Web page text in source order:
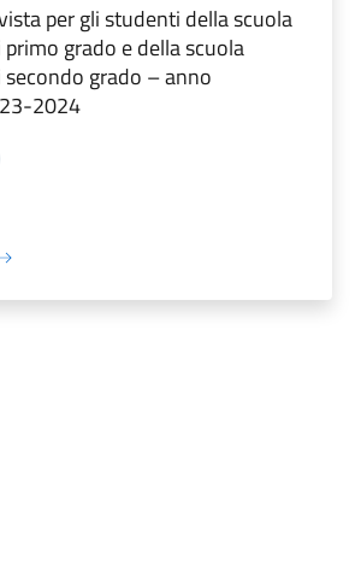
per gli studenti della scuola
grado e della scuola
grado – anno
2024